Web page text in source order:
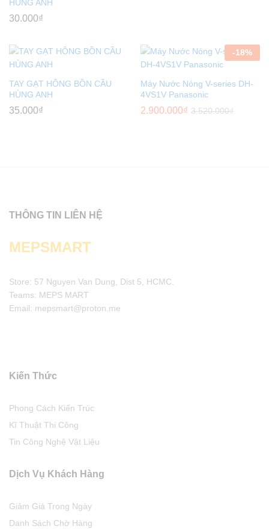
HÙNG ANH
30.000₫
TAY GẠT HÔNG BỒN CẦU
HÙNG ANH
35.000₫
-18%
Máy Nước Nóng V-series DH-
4VS1V Panasonic
2.900.000₫ 3.520.000₫
THÔNG TIN LIÊN HỆ
MEPSMART
Store: 57 Nguyen Van Dung, Dist 5, HCMC.
Teams: MEPS MART
Email: mepsmart@proton.me
Kiến Thức
Phong Cách Kiến Trúc
Kĩ Thuật Thi Công
Tin Công Nghệ Vật Liệu
Dịch Vụ Khách Hàng
Giảm Giá Trong Ngày
Danh Sách Chờ Hàng